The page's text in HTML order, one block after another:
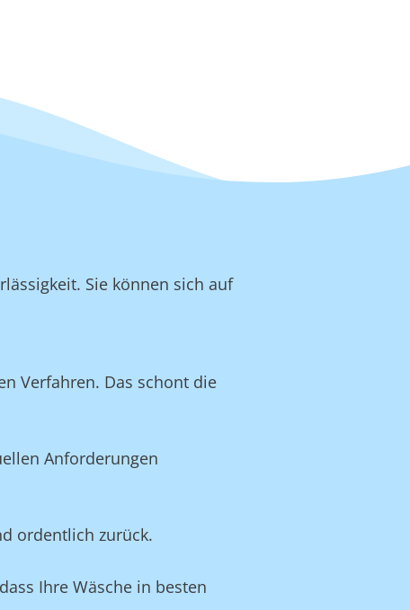
Sie können sich auf
Verfahren. Das schont die
Anforderungen
ordentlich zurück.
Ihre Wäsche in besten